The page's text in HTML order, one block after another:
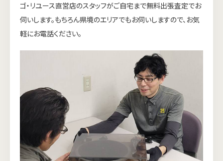
ゴ・リユース直営店のスタッフがご自宅まで無料出張査定でお
伺いします。もちろん県境のエリアでもお伺いしますので、お気
軽にお電話ください。